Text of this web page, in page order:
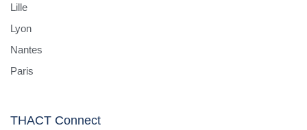
Lille
Lyon
Nantes
Paris
THACT Connect